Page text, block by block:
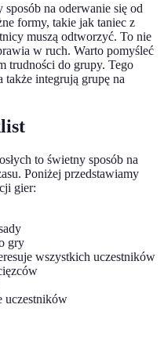
na oderwanie się od
formy, takie jak taniec z
muszą odtworzyć. To nie
w ruch. Warto pomyśleć
trudności do grupy. Tego
integrują grupę na
to świetny sposób na
Poniżej przedstawiamy
gier:
gry
wszystkich uczestników
uczestników